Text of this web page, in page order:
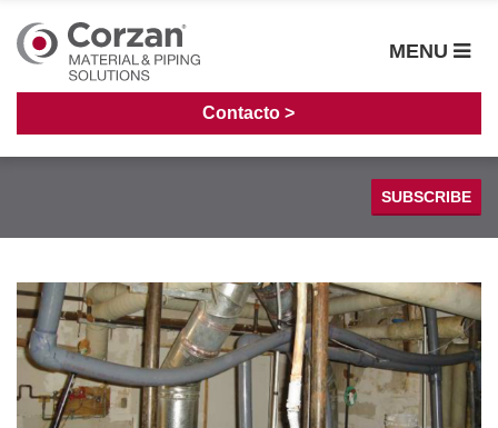
MENU
Contacto >
SUBSCRIBE
Casos de Estudio
Fabricación
Guía de Instalación
Procesamiento Químico